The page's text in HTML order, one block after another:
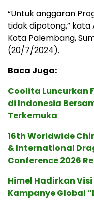
“Untuk anggaran
tidak dipotong,”
Kota Palembang,
(20/7/2024).
Baca Juga:
Coolita Luncurkan
di Indonesia
Terkemuka
16th Worldwide
& International
Conference 2026
Himel Hadirkan
Kampanye Global